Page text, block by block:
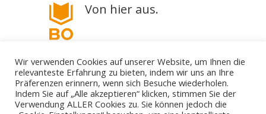
Von hier aus.
Wir verwenden Cookies auf unserer Website, um Ihnen die
relevanteste Erfahrung zu bieten, indem wir uns an Ihre
Präferenzen erinnern, wenn sich Besuche wiederholen.
Indem Sie auf „Alle akzeptieren“ klicken, stimmen Sie der
Verwendung ALLER Cookies zu. Sie können jedoch die